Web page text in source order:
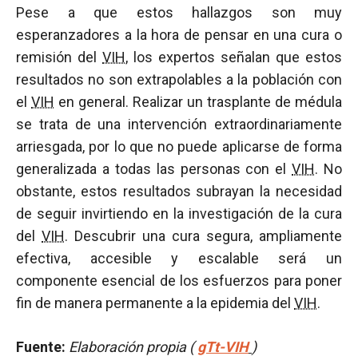
Pese a que estos hallazgos son muy
esperanzadores a la hora de pensar en una cura o
remisión del VIH, los expertos señalan que estos
resultados no son extrapolables a la población con
el VIH en general. Realizar un trasplante de médula
se trata de una intervención extraordinariamente
arriesgada, por lo que no puede aplicarse de forma
generalizada a todas las personas con elVIH. No
obstante, estos resultados subrayan la necesidad
de seguir invirtiendo en la investigación de la cura
del VIH. Descubrir una cura segura, ampliamente
efectiva, accesible y escalable será un
componente esencial de los esfuerzos para poner
fin de manera permanente a la epidemia del VIH.
Fuente: Elaboración propia ( gTt-VIH )